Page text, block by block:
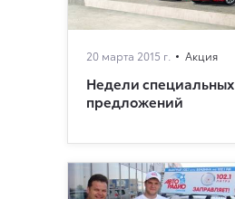
20 марта 2015 г. Акция
Недели специальных
предложений